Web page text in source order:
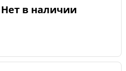
Нет в наличии